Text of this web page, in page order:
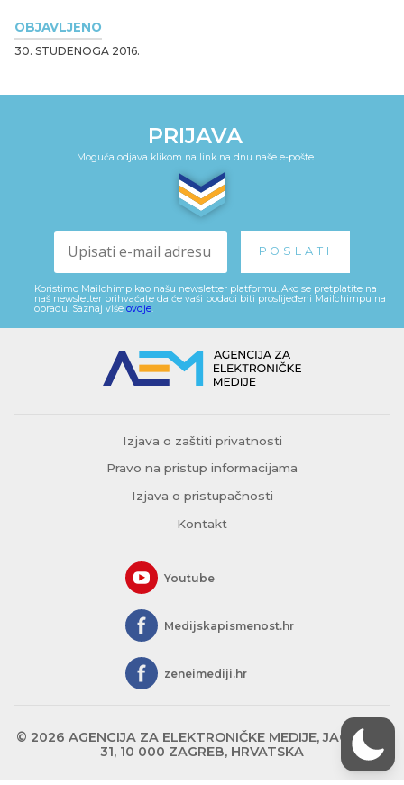
OBJAVLJENO
30. STUDENOGA 2016.
PRIJAVA
Moguća odjava klikom na link na dnu naše e-pošte
Koristimo Mailchimp kao našu newsletter platformu. Ako se pretplatite na
naš newsletter prihvaćate da će vaši podaci biti proslijeđeni Mailchimpu na
obradu. Saznaj više ovdje.
Izjava o zaštiti privatnosti
Pravo na pristup informacijama
Izjava o pristupačnosti
Kontakt
Youtube
Medijskapismenost.hr
zeneimediji.hr
© 2026 AGENCIJA ZA ELEKTRONIČKE MEDIJE, JAGIĆEVA
31, 10 000 ZAGREB, HRVATSKA